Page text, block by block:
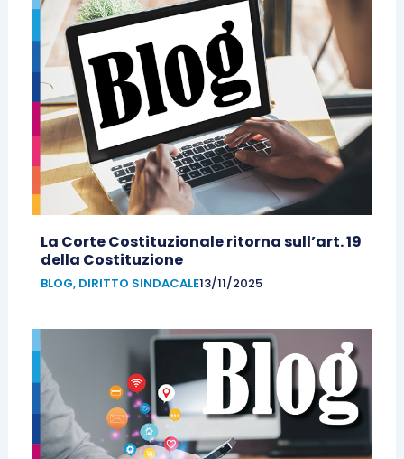
La Corte Costituzionale ritorna sull’art. 19
della Costituzione
BLOG, DIRITTO SINDACALE13/11/2025